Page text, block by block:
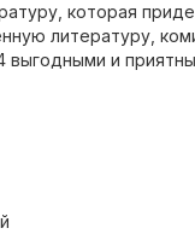
которая
литературу,
выгодными и